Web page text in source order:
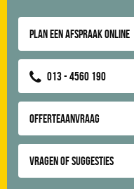
Plan een afspraak online
013 - 4560 190
Offerteaanvraag
Vragen of suggesties